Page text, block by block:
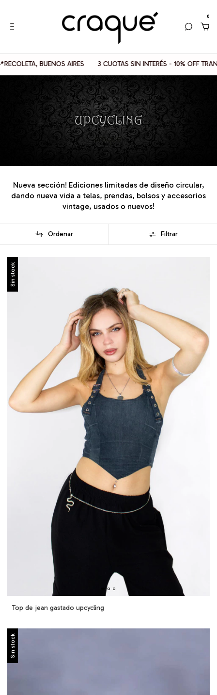
0
BUENOS AIRES 3 CUOTAS SIN INTERÉS - 10% OFF
Nueva sección! Ediciones limitadas de diseño circular,
dando nueva vida a telas, prendas, bolsos y accesorios
vintage, usados o nuevos!
Ordenar Filtrar
Sin stock
Top de jean gastado upcycling
Sin stock